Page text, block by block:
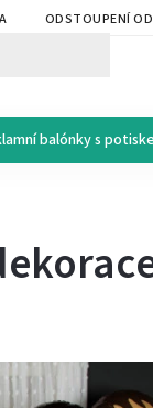
ODSTOUPENÍ
balónky s